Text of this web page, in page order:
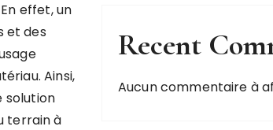
effet, un
et des
Ainsi,
solution
terrain à
Recent
Aucun commentaire à